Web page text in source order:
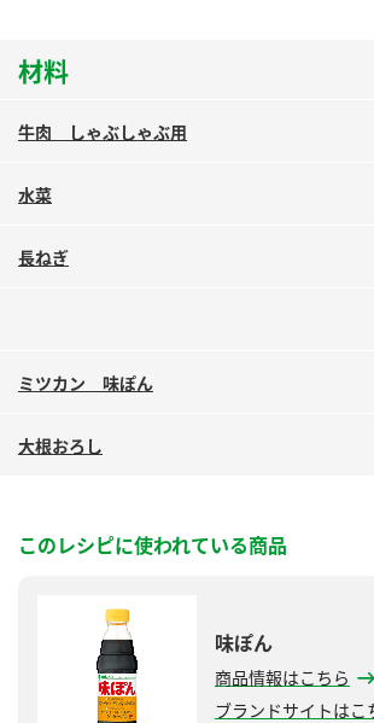
納豆の豆知識
ミツカン公式通販
材料
牛肉 しゃぶしゃぶ用
水菜
長ねぎ
ミツカン 味ぽん
大根おろし
このレシピに使われている商品
味ぽん
商品情報はこちら
ブランドサイトはこ